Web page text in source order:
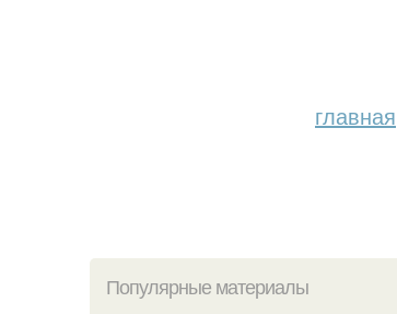
главная
Популярные материалы